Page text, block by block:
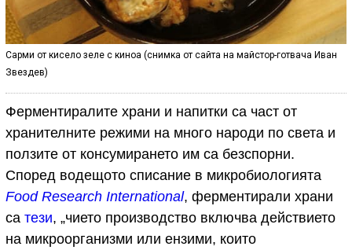
Сарми от кисело зеле с киноа (снимка от сайта на майстор-готвача Иван
Звездев)
Ферментиралите храни и напитки са част от
хранителните режими на много народи по света и
ползите от консумирането им са безспорни.
Според водещото списание в микробиологията
Food Research International, ферментирали храни
са тези, „чието производство включва действието
на микроорганизми или ензими, които